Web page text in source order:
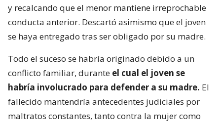
y recalcando que el menor mantiene irreprochable
conducta anterior. Descartó asimismo que el joven
se haya entregado tras ser obligado por su madre.
Todo el suceso se habría originado debido a un
conflicto familiar, durante el cual el joven se
habría involucrado para defender a su madre. El
fallecido mantendría antecedentes judiciales por
maltratos constantes, tanto contra la mujer como